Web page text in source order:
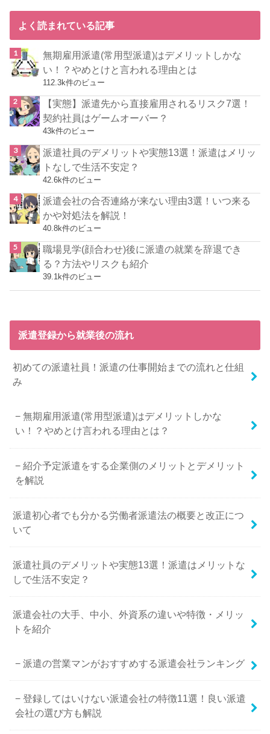
よく読まれている記事
無期雇用派遣(常用型派遣)はデメリットしかな
い！？やめとけと言われる理由とは
112.3k件のビュー
【実態】派遣先から直接雇用されるリスク7選！
契約社員はゲームオーバー？
43k件のビュー
派遣社員のデメリットや実態13選！派遣はメリッ
トなしで生活不安定？
42.6k件のビュー
派遣会社の合否連絡が来ない理由3選！いつ来る
かや対処法を解説！
40.8k件のビュー
職場見学(顔合わせ)後に派遣の就業を辞退でき
る？方法やリスクも紹介
39.1k件のビュー
派遣登録から就業後の流れ
初めての派遣社員！派遣の仕事開始までの流れと仕組
み
無期雇用派遣(常用型派遣)はデメリットしかな
い！？やめとけ言われる理由とは？
紹介予定派遣をする企業側のメリットとデメリット
を解説
派遣初心者でも分かる労働者派遣法の概要と改正につ
いて
派遣社員のデメリットや実態13選！派遣はメリットな
しで生活不安定？
派遣会社の大手、中小、外資系の違いや特徴・メリッ
トを紹介
派遣の営業マンがおすすめする派遣会社ランキング
登録してはいけない派遣会社の特徴11選！良い派遣
会社の選び方も解説